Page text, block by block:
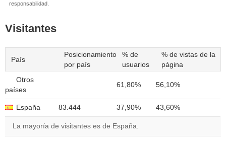
responsabilidad.
Visitantes
País
Posicionamiento
por país
% de
usuarios
% de vistas de la
página
Otros
países
61,80% 56,10%
España 83.444 37,90% 43,60%
La mayoría de visitantes es de España.